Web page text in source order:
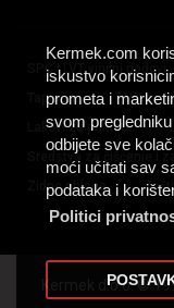
Kermek.com
iskustvo
prometa i
svom
odbijete sve
moći učitati sav
podataka i
Politici
SPC I LVT vinilni podovi
Tapisoni / PVC
Lakovi za parkete /
Sredstva za čišćenje i
Zidne obloge /
Kermek d.o.o. ©